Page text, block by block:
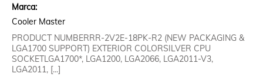
Marca:
Cooler Master
PRODUCT NUMBERRR-2V2E-18PK-R2 (NEW PACKAGING &
LGA1700 SUPPORT) EXTERIOR COLORSILVER CPU
SOCKETLGA1700*, LGA1200, LGA2066, LGA2011-V3,
LGA2011, [...]